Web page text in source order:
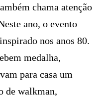
chama atenção
ano, o evento
nos anos 80.
medalha,
para casa um
de walkman,